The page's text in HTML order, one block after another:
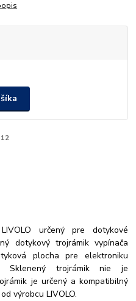
určený pre dotykové
dotykový trojrámik vypínača
plocha pre elektroniku
Sklenený trojrámik nie je
je určený a kompatibilný
výrobcu LIVOLO.